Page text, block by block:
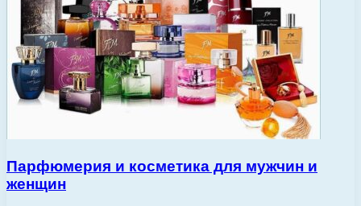
Парфюмерия и косметика для мужчин и
женщин